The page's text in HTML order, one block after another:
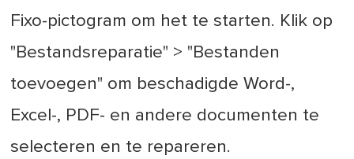
Fixo-pictogram om het te starten. Klik op
"Bestandsreparatie" > "Bestanden
toevoegen" om beschadigde Word-,
Excel-, PDF- en andere documenten te
selecteren en te repareren.